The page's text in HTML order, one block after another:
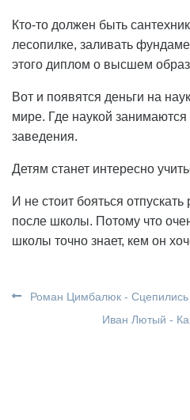
Кто-то должен быть
лесопилке, заливать
этого диплом о высшем
Вот и появятся деньги на
мире. Где наукой
заведения.
Детям станет интересно
И не стоит бояться
после школы. Потому что
школы точно знает, кем он
Роман Цимбалюк - Cцепились
Иван Лютый -